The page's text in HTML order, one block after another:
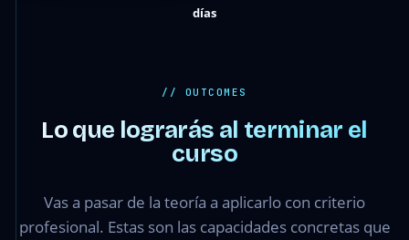
días
// OUTCOMES
Lo que lograrás al terminar el
curso
Vas a pasar de la teoría a aplicarlo con criterio
profesional. Estas son las capacidades concretas que